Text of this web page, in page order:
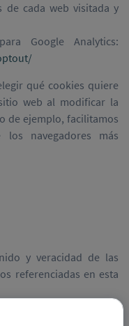
de cada web visitada y
Google Analytics:
qué cookies quiere
web al modificar la
de ejemplo, facilitamos
navegadores más
y veracidad de las
referenciadas en esta